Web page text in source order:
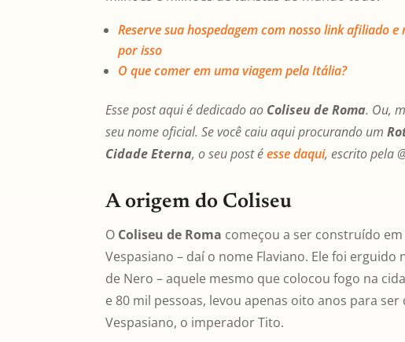
Reserve sua hospedagemcom nosso link afiliado e
por isso
O que comer em uma viagem pela Itália?
Esse post aqui é dedicado ao Coliseu de Roma. Ou,
seu nome oficial. Se você caiu aqui procurando um
Cidade Eterna, o seu post éesse daqui, escrito pela
A origem do Coliseu
O Coliseu de Roma começou a ser construído
Vespasiano – daí o nome Flaviano. Ele foi
de Nero – aquele mesmo que colocou fogo na
e 80 mil pessoas, levou apenas oito anos para
Vespasiano, o imperador Tito.